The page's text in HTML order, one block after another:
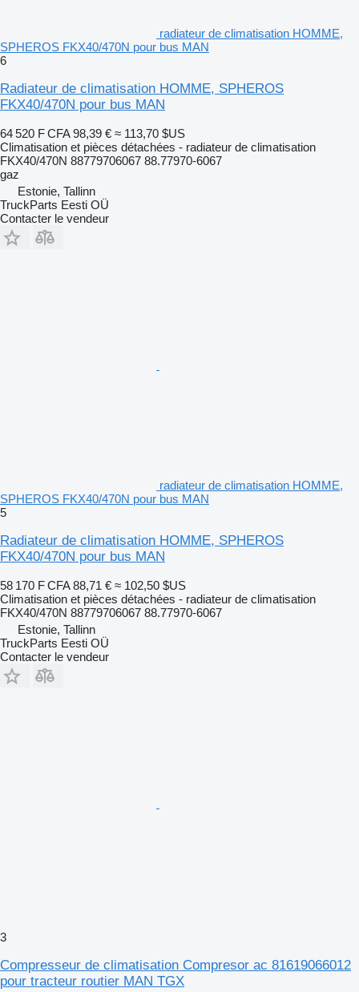
radiateur de climatisation HOMME,
SPHEROS FKX40/470N pour bus MAN
6
Radiateur de climatisation HOMME, SPHEROS
FKX40/470N pour bus MAN
64 520 F CFA 98,39 € ≈ 113,70 $US
Climatisation et pièces détachées - radiateur de climatisation
FKX40/470N 88779706067 88.77970-6067
gaz
Estonie, Tallinn
TruckParts Eesti OÜ
Contacter le vendeur
radiateur de climatisation HOMME,
SPHEROS FKX40/470N pour bus MAN
5
Radiateur de climatisation HOMME, SPHEROS
FKX40/470N pour bus MAN
58 170 F CFA 88,71 € ≈ 102,50 $US
Climatisation et pièces détachées - radiateur de climatisation
FKX40/470N 88779706067 88.77970-6067
Estonie, Tallinn
TruckParts Eesti OÜ
Contacter le vendeur
3
Compresseur de climatisation Compresor ac 81619066012
pour tracteur routier MAN TGX